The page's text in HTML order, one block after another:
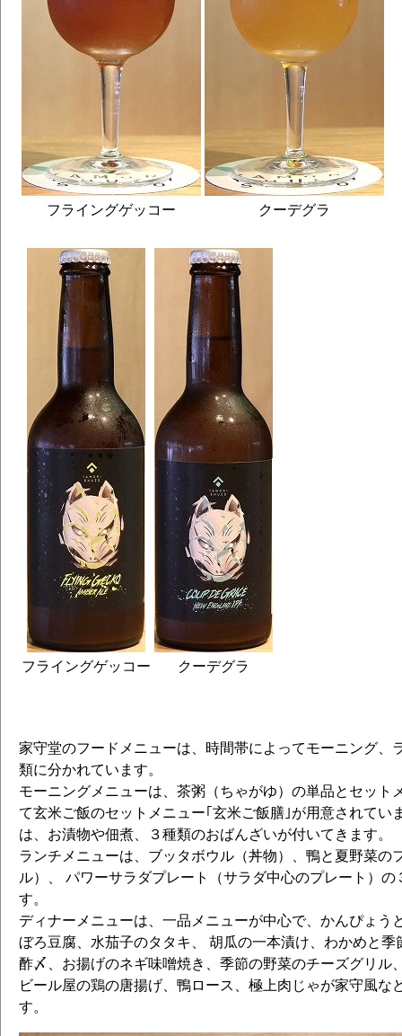
フライングゲッコー クーデグラ
フライングゲッコー クーデグラ
家守堂のフードメニューは、時間帯によってモーニング、
類に分かれています。
モーニングメニューは、茶粥（ちゃがゆ）の単品とセット
て玄米ご飯のセットメニュー｢玄米ご飯膳｣が用意されてい
は、お漬物や佃煮、３種類のおばんざいが付いてきます。
ランチメニューは、ブッタボウル（丼物）、鴨と夏野菜の
ル）、 パワーサラダプレート（サラダ中心のプレート）
す。
ディナーメニューは、一品メニューが中心で、かんぴょう
ぼろ豆腐、水茄子のタタキ、 胡瓜の一本漬け、わかめと季
酢〆、お揚げのネギ味噌焼き、季節の野菜のチーズグリル
ビール屋の鶏の唐揚げ、鴨ロース、極上肉じゃが家守風な
す。